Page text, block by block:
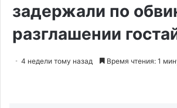
задержали по
разглашении
4 недели тому назад Время чтения: 1